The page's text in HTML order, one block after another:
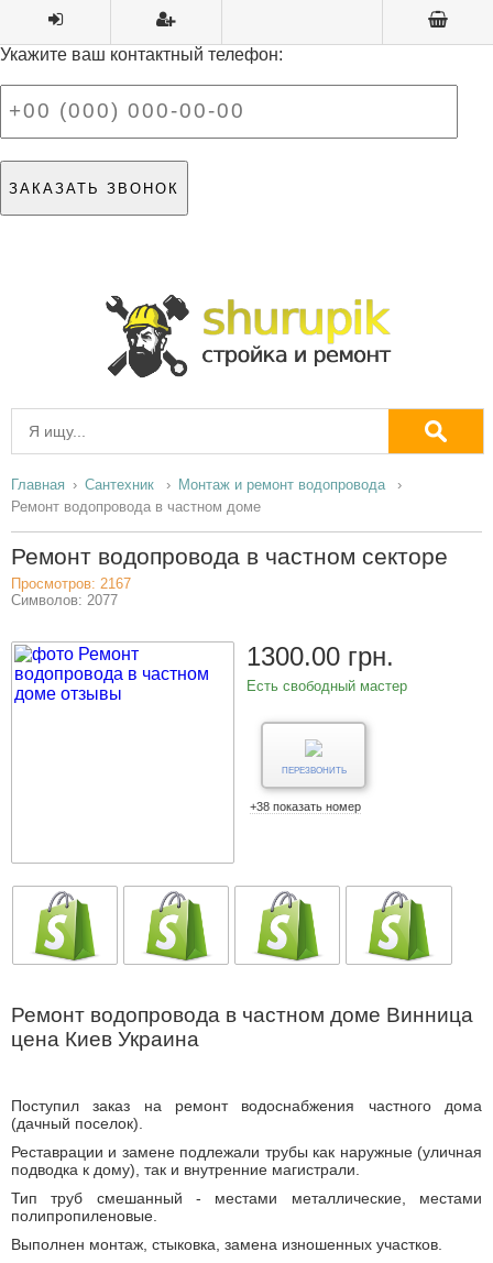
Укажите ваш контактный телефон:
Главная Сантехник
Монтаж и ремонт водопровода
Ремонт водопровода в частном доме
Ремонт водопровода в частном секторе
Просмотров: 2167
Символов: 2077
1300.00 грн.
Есть свободный мастер
ПЕРЕЗВОНИТЬ
+38 показать номер
Ремонт водопровода в частном доме Винница
цена Киев Украина
Поступил заказ на ремонт водоснабжения частного дома
(дачный поселок).
Реставрации и замене подлежали трубы как наружные (уличная
подводка к дому), так и внутренние магистрали.
Тип труб смешанный - местами металлические, местами
полипропиленовые.
Выполнен монтаж, стыковка, замена изношенных участков.